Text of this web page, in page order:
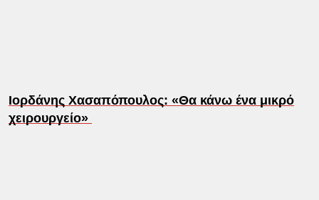
Ιορδάνης Χασαπόπουλος: «Θα κάνω ένα μικρό
χειρουργείο»